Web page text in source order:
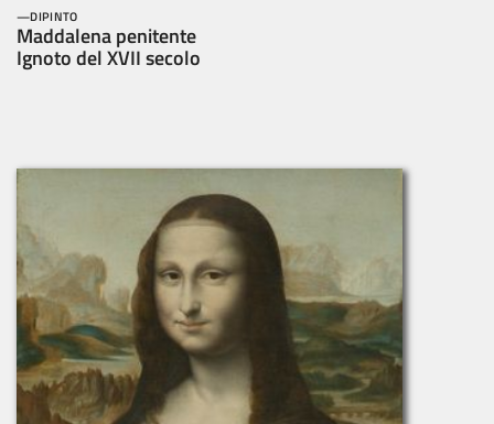
DIPINTO
Maddalena penitente
Ignoto del XVII secolo